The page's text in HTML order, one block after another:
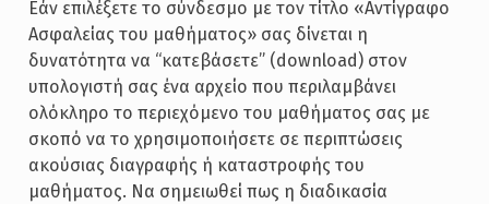
Εάν επιλέξετε το σύνδεσμο με τον τίτλο «Αντίγραφο
Ασφαλείας του μαθήματος» σας δίνεται η
δυνατότητα να “κατεβάσετε” (download) στον
υπολογιστή σας ένα αρχείο που περιλαμβάνει
ολόκληρο το περιεχόμενο του μαθήματος σας με
σκοπό να το χρησιμοποιήσετε σε περιπτώσεις
ακούσιας διαγραφής ή καταστροφής του
μαθήματος. Να σημειωθεί πως η διαδικασία